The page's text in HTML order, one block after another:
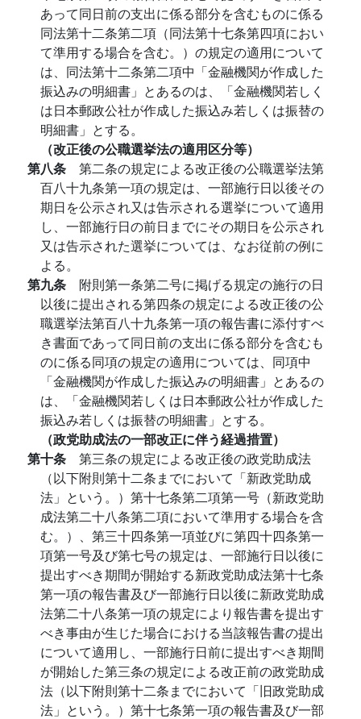
あって同日前の支出に係る部分を含むものに係る
同法第十二条第二項（同法第十七条第四項におい
て準用する場合を含む。）の規定の適用について
は、同法第十二条第二項中「金融機関が作成した
振込みの明細書」とあるのは、「金融機関若しく
は日本郵政公社が作成した振込み若しくは振替の
明細書」とする。
（改正後の公職選挙法の適用区分等）
第八条 第二条の規定による改正後の公職選挙法第
百八十九条第一項の規定は、一部施行日以後その
期日を公示され又は告示される選挙について適用
し、一部施行日の前日までにその期日を公示され
又は告示された選挙については、なお従前の例に
よる。
第九条 附則第一条第二号に掲げる規定の施行の日
以後に提出される第四条の規定による改正後の公
職選挙法第百八十九条第一項の報告書に添付すべ
き書面であって同日前の支出に係る部分を含むも
のに係る同項の規定の適用については、同項中
「金融機関が作成した振込みの明細書」とあるの
は、「金融機関若しくは日本郵政公社が作成した
振込み若しくは振替の明細書」とする。
（政党助成法の一部改正に伴う経過措置）
第十条 第三条の規定による改正後の政党助成法
（以下附則第十二条までにおいて「新政党助成
法」という。）第十七条第二項第一号（新政党助
成法第二十八条第二項において準用する場合を含
む。）、第三十四条第一項並びに第四十四条第一
項第一号及び第七号の規定は、一部施行日以後に
提出すべき期間が開始する新政党助成法第十七条
第一項の報告書及び一部施行日以後に新政党助成
法第二十八条第一項の規定により報告書を提出す
べき事由が生じた場合における当該報告書の提出
について適用し、一部施行日前に提出すべき期間
が開始した第三条の規定による改正前の政党助成
法（以下附則第十二条までにおいて「旧政党助成
法」という。）第十七条第一項の報告書及び一部